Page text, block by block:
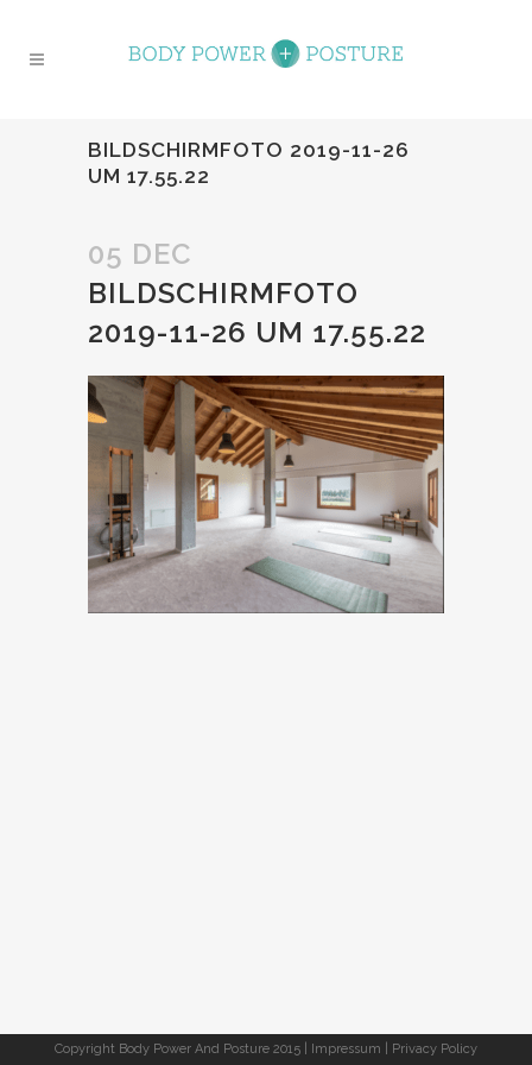
BILDSCHIRMFOTO 2019-11-26
UM 17.55.22
05 DEC
BILDSCHIRMFOTO
2019-11-26 UM 17.55.22
Copyright Body Power And Posture 2015 | Impressum Privacy Policy